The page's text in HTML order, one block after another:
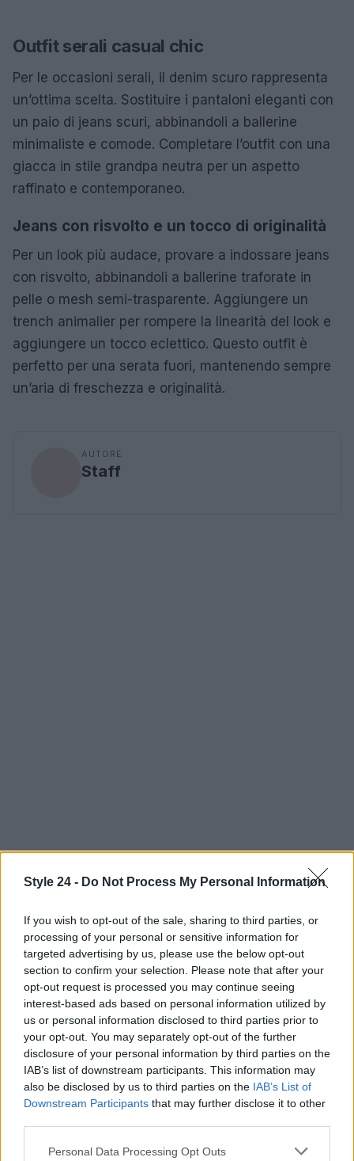
Style 24 - Do Not Process My Personal Information
If you wish to opt-out of the sale, sharing to third parties, or
processing of your personal or sensitive information for
targeted advertising by us, please use the below opt-out
section to confirm your selection. Please note that after your
opt-out request is processed you may continue seeing
interest-based ads based on personal information utilized by
us or personal information disclosed to third parties prior to
your opt-out. You may separately opt-out of the further
disclosure of your personal information by third parties on the
IAB’s list of downstream participants. This information may
also be disclosed by us to third parties on the IAB’s List of
Downstream Participants that may further disclose it to other
Please note that this website/app uses one or more Google
Personal Data Processing Opt Outs
Outfit serali casual chic
Per le occasioni serali, il denim scuro rappresenta
un’ottima scelta. Sostituire i pantaloni eleganti con
un paio di jeans scuri, abbinandoli a ballerine
minimaliste e comode. Completare l’outfit con una
giacca in stile grandpa neutra per un aspetto
raffinato e contemporaneo.
Jeans con risvolto e un tocco di originalità
Per un look più audace, provare a indossare jeans
con risvolto, abbinandoli a ballerine traforate in
pelle o mesh semi-trasparente. Aggiungere un
trench animalier per rompere la linearità del look e
aggiungere un tocco eclettico. Questo outfit è
perfetto per una serata fuori, mantenendo sempre
un’aria di freschezza e originalità.
AUTORE
Staff
Continua a leggere
LIFESTYLE
rivoluzionando la moda